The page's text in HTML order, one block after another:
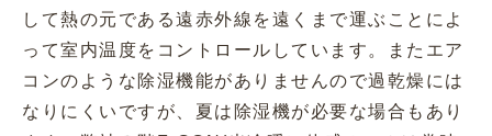
して熱の元である遠赤外線を遠くまで運ぶことによ
って室内温度をコントロールしています。またエア
コンのような除湿機能がありませんので過乾燥には
なりにくいですが、夏は除湿機が必要な場合もあり